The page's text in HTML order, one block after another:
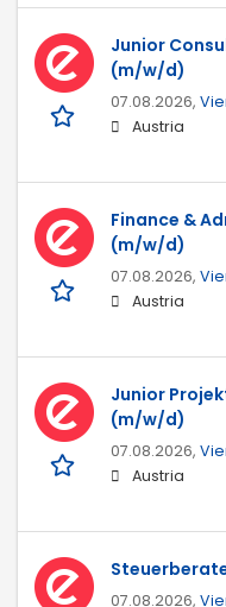
Junior
(m/w/d)
07.08.2026,
Austria
Finance &
(m/w/d)
07.08.2026,
Austria
Junior
(m/w/d)
07.08.2026,
Austria
07.08.2026,